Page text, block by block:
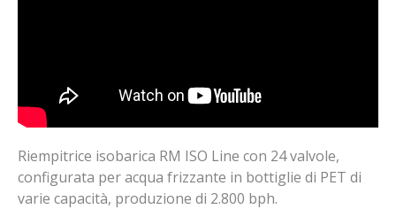
Riempitrice isobarica RM ISO Line con 24 valvole,
configurata per acqua frizzante in bottiglie di PET di
varie capacità, produzione di 2.800 bph.